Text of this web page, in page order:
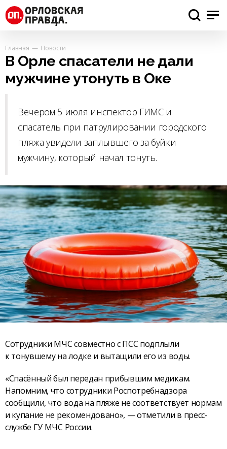
Главная Новости
В Орле спасатели не дали
мужчине утонуть в Оке
Вечером 5 июля инспектор ГИМС и
спасатель при патрулировании городского
пляжа увидели заплывшего за буйки
мужчину, который начал тонуть.
Сотрудники МЧС совместно с ПСС подплыли
к тонувшему на лодке и вытащили его из воды.
«Спасённый был передан прибывшим медикам.
Напомним, что сотрудники Роспотребнадзора
сообщили, что вода на пляже не соответствует нормам
и купание не рекомендовано», — отметили в пресс-
службе ГУ МЧС России.